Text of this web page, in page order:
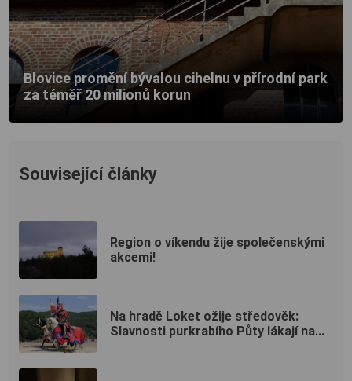
Blovice promění bývalou cihelnu v přírodní park
za téměř 20 milionů korun
Související články
Region o víkendu žije společenskými
akcemi!
Na hradě Loket ožije středověk:
Slavnosti purkrabího Půty lákají na...